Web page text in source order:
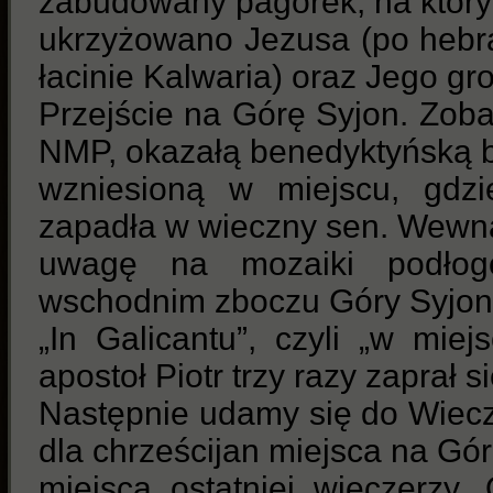
ukrzyżowano Jezusa (po
łacinie Kalwaria) oraz Jego
Przejście na Górę Syjon.
NMP, okazałą benedyktyńską
wzniesioną w miejscu,
zapadła w wieczny sen.
uwagę na mozaiki
wschodnim zboczu Góry
„In Galicantu”, czyli „w
apostoł Piotr trzy razy zaprał
Następnie udamy się do
dla chrześcijan miejsca na